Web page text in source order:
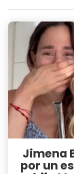
Jimena
por un